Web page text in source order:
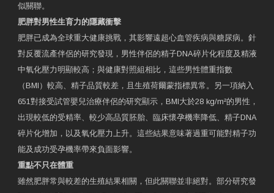
似關聯。
肥胖對男性生育力的隱藏衝擊
肥胖已成為全球重大健康挑戰，其影響遠超心血管疾病與糖尿病。針
對反覆流產伴侶的研究發現，男性伴侶的精子DNA碎片化程度及精液
中氧化壓力明顯較高；與健康對照組相比，這些男性體重指數
（BMI）較高、精子品質較差，且生殖荷爾蒙指標異常。另一項納入
651對接受試管嬰兒治療伴侶的研究顯示，BMI大於28 kg/m²的男性，
出現較低的受精率、較少高品質胚胎、臨床懷孕機率降低、精子DNA
碎片化增加，以及氧化壓力上升。這些結果意味著過重可能對精子功
能及成功受孕機率帶來負面影響。
重點不只在體重
雖然肥胖常與較差的生殖結果相關，但此關聯並非絕對。部分研究發